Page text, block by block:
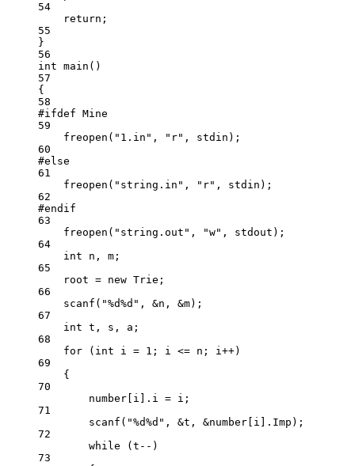
54
return ;
55
}
56
int main ()
57
{
58
#ifdef Mine
59
freopen ( "1.in" , "r" , stdin);
60
#else
61
freopen ( "string.in" , "r" , stdin);
62
#endif
63
freopen ( "string.out" , "w" , stdout);
64
int n, m;
65
root = new Trie;
66
scanf ( "%d%d " , &n, &m);
67
int t, s, a;
68
for ( int i = 1 ; i <= n; i ++)
69
{
70
number[i].i = i;
71
scanf ( "%d%d " , &t, &number[i].Imp);
72
while (t -- )
73